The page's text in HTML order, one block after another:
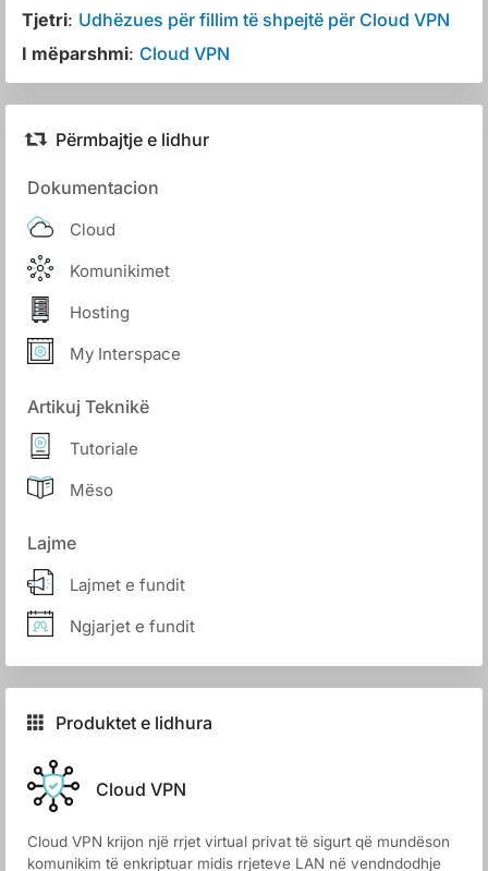
Tjetri: Udhëzues për fillim të shpejtë për Cloud VPN
I mëparshmi: Cloud VPN
Përmbajtje e lidhur
Dokumentacion
Cloud
Komunikimet
Hosting
My Interspace
Artikuj Teknikë
Tutoriale
Mëso
Lajme
Lajmet e fundit
Ngjarjet e fundit
Produktet e lidhura
Cloud VPN
Cloud VPN krijon një rrjet virtual privat të sigurt që mundëson
komunikim të enkriptuar midis rrjeteve LAN në vendndodhje